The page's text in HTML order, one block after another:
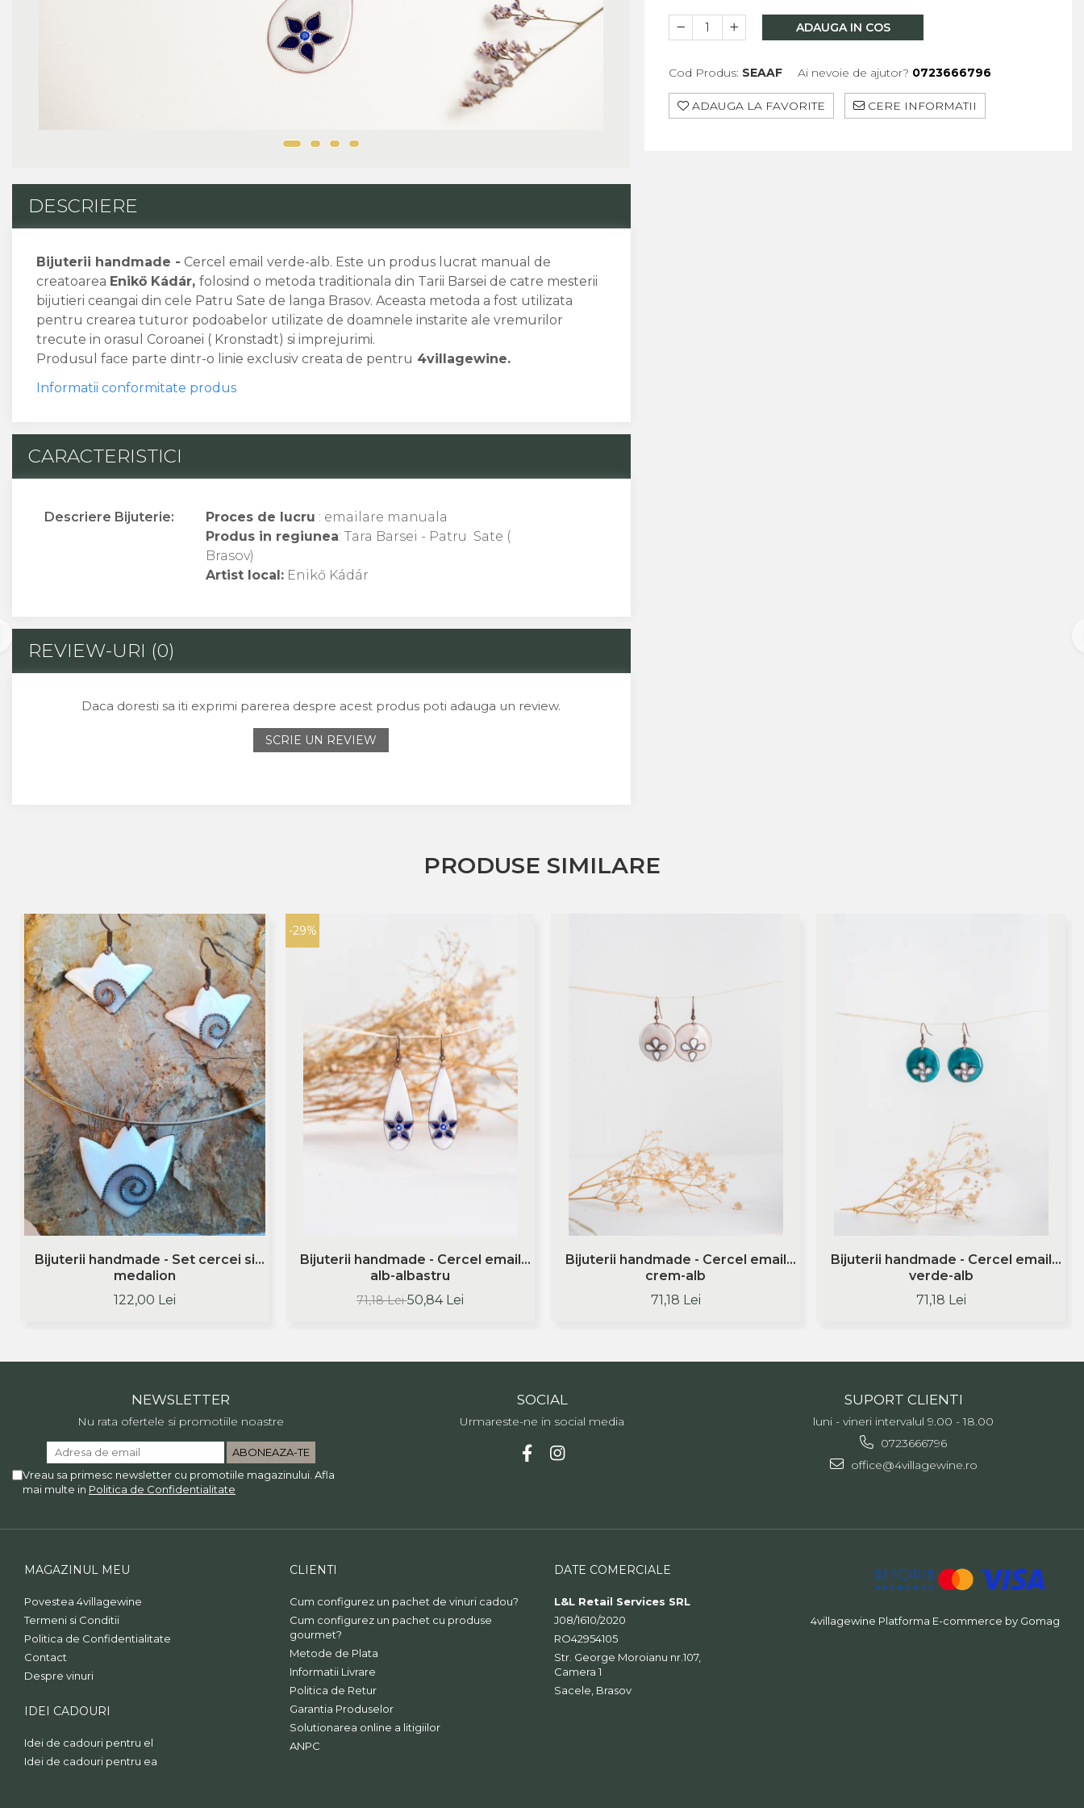
Sortare Dupa Soiul De Vita
Riesling
Pinot blanc
Pinot Noir
Pinot Gris
Muscat
Gewürztraminer
Chardonnay
Garnacha
Tempranillo
ADAUGA IN COS
Cod Produs: SEAAF Ai nevoie de ajutor? 0723666796
ADAUGA LA FAVORITE CERE INFORMATII
DESCRIERE
Bijuterii handmade - Cercel email verde-alb. Este un produs lucrat manual de
creatoarea Enikő Kádár, folosind o metoda traditionala din Tarii Barsei de catre mesterii
bijutieri ceangai din cele Patru Sate de langa Brasov. Aceasta metoda a fost utilizata
pentru crearea tuturor podoabelor utilizate de doamnele instarite ale vremurilor
trecute in orasul Coroanei ( Kronstadt) si imprejurimi.
Produsul face parte dintr-o linie exclusiv creata de pentru 4villagewine.
Informatii conformitate produs
CARACTERISTICI
Descriere Bijuterie: Proces de lucru : emailare manuala
Produs in regiunea: Tara Barsei - Patru Sate (
Brasov)
Artist local: Enikő Kádár
REVIEW-URI (0)
Daca doresti sa iti exprimi parerea despre acest produs poti adauga un review.
SCRIE UN REVIEW
PRODUSE SIMILARE
Bijuterii handmade - Set cercei si
medalion
122,00 Lei
-29%
Bijuterii handmade - Cercel email
alb-albastru
71,18 Lei50,84 Lei
Bijuterii handmade - Cercel email
crem-alb
71,18 Lei
Bijuterii handmade - Cercel email
verde-alb
71,18 Lei
NEWSLETTER
Nu rata ofertele si promotiile noastre
Vreau sa primesc newsletter cu promotiile magazinului. Afla
mai multe in Politica de Confidentialitate
SOCIAL
Urmareste-ne in social media
SUPORT CLIENTI
luni - vineri intervalul 9.00 - 18.00
0723666796
office@4villagewine.ro
MAGAZINUL MEU
Povestea 4villagewine
Termeni si Conditii
Politica de Confidentialitate
Contact
Despre vinuri
IDEI CADOURI
Idei de cadouri pentru el
Idei de cadouri pentru ea
CLIENTI
Cum configurez un pachet de vinuri cadou?
Cum configurez un pachet cu produse
gourmet?
Metode de Plata
Informatii Livrare
Politica de Retur
Garantia Produselor
Solutionarea online a litigiilor
ANPC
DATE COMERCIALE
L&L Retail Services SRL
J08/1610/2020
RO42954105
Str. George Moroianu nr.107,
Camera 1
Sacele, Brasov
4villagewine Platforma E-commerce by Gomag